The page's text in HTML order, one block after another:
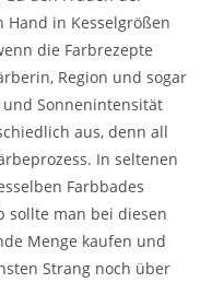
in Kesselgrößen
die Farbrezepte
Region und sogar
Sonnenintensität
aus, denn all
In seltenen
Farbbades
sollte man bei diesen
Menge kaufen und
Strang noch über